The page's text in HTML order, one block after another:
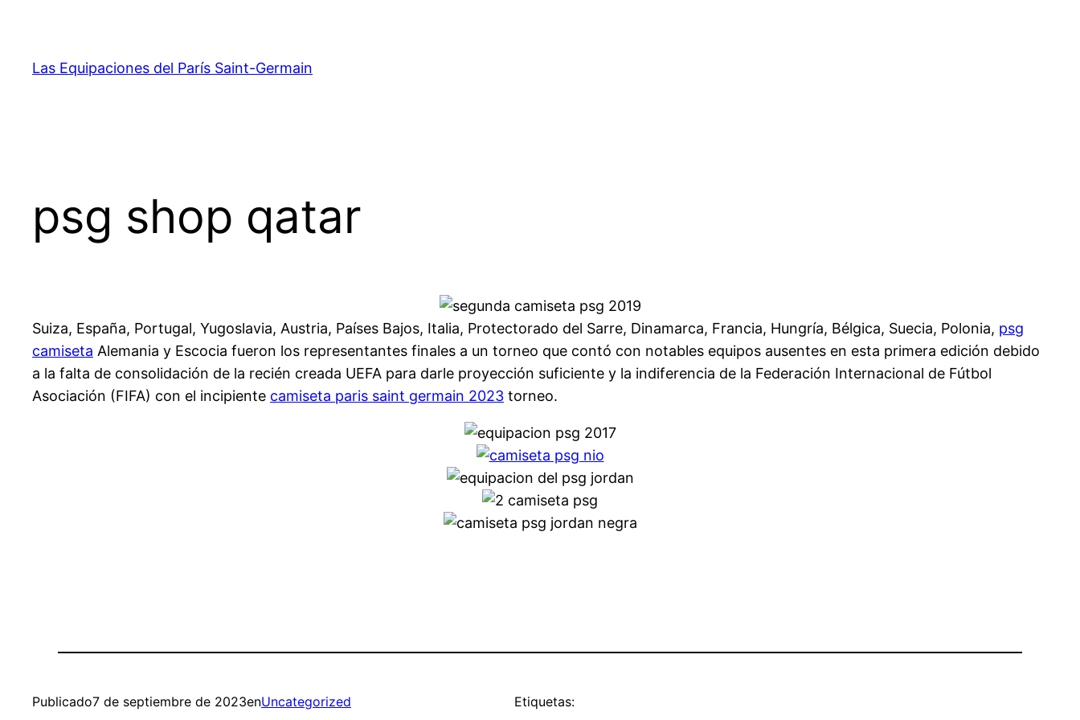
contenido
Las Equipaciones del París Saint-Germain
psg shop qatar
Suiza, España, Portugal, Yugoslavia, Austria, Países Bajos, Italia, Protectorado del Sarre, Dinamarca, Francia, Hungría, Bélgica, Suecia, Polonia, psg
camiseta Alemania y Escocia fueron los representantes finales a un torneo que contó con notables equipos ausentes en esta primera edición debido
a la falta de consolidación de la recién creada UEFA para darle proyección suficiente y la indiferencia de la Federación Internacional de Fútbol
Asociación (FIFA) con el incipiente camiseta paris saint germain 2023 torneo.
Publicado7 de septiembre de 2023enUncategorized Etiquetas: